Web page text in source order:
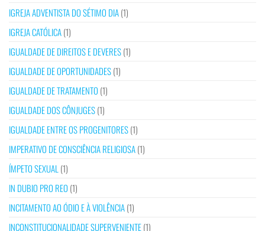
IGREJA ADVENTISTA DO SÉTIMO DIA(1)
IGREJA CATÓLICA(1)
IGUALDADE DE DIREITOS E DEVERES(1)
IGUALDADE DE OPORTUNIDADES(1)
IGUALDADE DE TRATAMENTO (1)
IGUALDADE DOS CÔNJUGES(1)
IGUALDADE ENTRE OS PROGENITORES(1)
IMPERATIVO DE CONSCIÊNCIA RELIGIOSA(1)
ÍMPETO SEXUAL (1)
IN DUBIO PRO REO (1)
INCITAMENTO AO ÓDIO E À VIOLÊNCIA(1)
INCONSTITUCIONALIDADE SUPERVENIENTE(1)